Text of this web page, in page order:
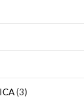
(3)